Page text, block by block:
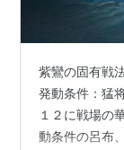
紫鸞の固有戦
発動条件：猛
１２に戦場の
動条件の呂布